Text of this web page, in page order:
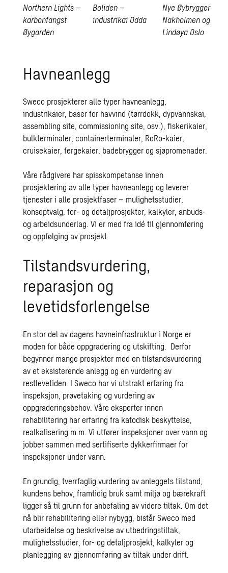
Northern Lights –
karbonfangst
Øygarden
Boliden –
industrikai Odda
Nye Øybrygger
Nakholmen og
Lindøya Oslo
Havneanlegg
Sweco prosjekterer alle typer havneanlegg,
industrikaier, baser for havvind (tørrdokk, dypvannskai,
assembling site, commissioning site, osv.), fiskerikaier,
bulkterminaler, containerterminaler, RoRo-kaier,
cruisekaier, fergekaier, badebrygger og sjøpromenader.
Våre rådgivere har spisskompetanse innen
prosjektering av alle typer havneanlegg og leverer
tjenester i alle prosjektfaser – mulighetsstudier,
konseptvalg, for- og detaljprosjekter, kalkyler, anbuds-
og arbeidsunderlag. Vi er med fra idé til gjennomføring
og oppfølging av prosjekt.
Tilstandsvurdering,
reparasjon og
levetidsforlengelse
En stor del av dagens havneinfrastruktur i Norge er
moden for både oppgradering og utskifting. Derfor
begynner mange prosjekter med en tilstandsvurdering
av et eksisterende anlegg og en vurdering av
restlevetiden. I Sweco har vi utstrakt erfaring fra
inspeksjon, prøvetaking og vurdering av
oppgraderingsbehov. Våre eksperter innen
rehabilitering har erfaring fra katodisk beskyttelse,
realkalisering m.m. Vi utfører inspeksjoner over vann og
jobber sammen med sertifiserte dykkerfirmaer for
inspeksjoner under vann.
En grundig, tverrfaglig vurdering av anleggets tilstand,
kundens behov, framtidig bruk samt miljø og bærekraft
ligger så til grunn for anbefaling av videre tiltak. Om det
nå blir rehabilitering eller nybygg, bistår Sweco med
utarbeidelse og beskrivelse av utbedringstiltak,
mulighetsstudier, for- og detaljprosjekt, kalkyler og
planlegging av gjennomføring av tiltak under drift.